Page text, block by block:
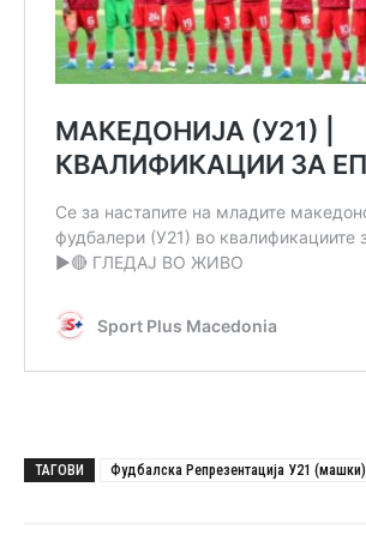
ТАГОВИ Фудбалска Репрезентација У21 (машки)